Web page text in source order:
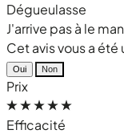
Dégueulasse
J'arrive pas à le
Cet avis vous a été
Oui Non
Prix
Efficacité